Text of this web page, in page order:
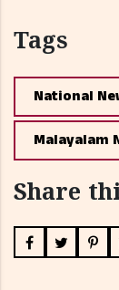
Tags
National
Malayalam
Share